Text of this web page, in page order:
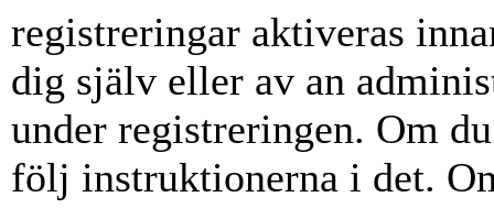
registreringar aktiveras
dig själv eller av an
under registreringen. Om
följ instruktionerna i det.